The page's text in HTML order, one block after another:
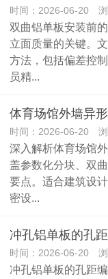
时间：2026-06-20 浏
双曲铝单板安装前
立面质量的关键。
方法，包括偏差控
员精...
体育场馆外墙异
时间：2026-06-20 浏
深入解析体育场馆
盖参数化分块、双
要点。适合建筑设
密设...
冲孔铝单板的孔
时间：2026-06-20 浏
冲孔铝单板的孔距